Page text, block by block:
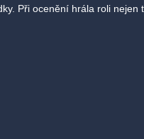
Při ocenění hrála roli